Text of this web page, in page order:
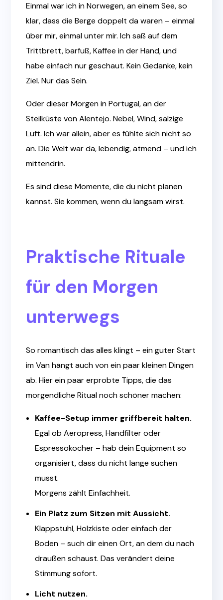
Einmal war ich in Norwegen, an einem See, so
klar, dass die Berge doppelt da waren – einmal
über mir, einmal unter mir. Ich saß auf dem
Trittbrett, barfuß, Kaffee in der Hand, und
habe einfach nur geschaut. Kein Gedanke, kein
Ziel. Nur das Sein.
Oder dieser Morgen in Portugal, an der
Steilküste von Alentejo. Nebel, Wind, salzige
Luft. Ich war allein, aber es fühlte sich nicht so
an. Die Welt war da, lebendig, atmend – und ich
mittendrin.
Es sind diese Momente, die du nicht planen
kannst. Sie kommen, wenn du langsam wirst.
Praktische Rituale
für den Morgen
unterwegs
So romantisch das alles klingt – ein guter Start
im Van hängt auch von ein paar kleinen Dingen
ab. Hier ein paar erprobte Tipps, die das
morgendliche Ritual noch schöner machen:
Kaffee-Setup immer griffbereit halten.
Egal ob Aeropress, Handfilter oder
Espressokocher – hab dein Equipment so
organisiert, dass du nicht lange suchen
musst.
Morgens zählt Einfachheit.
Ein Platz zum Sitzen mit Aussicht.
Klappstuhl, Holzkiste oder einfach der
Boden – such dir einen Ort, an dem du nach
draußen schaust. Das verändert deine
Stimmung sofort.
Licht nutzen.